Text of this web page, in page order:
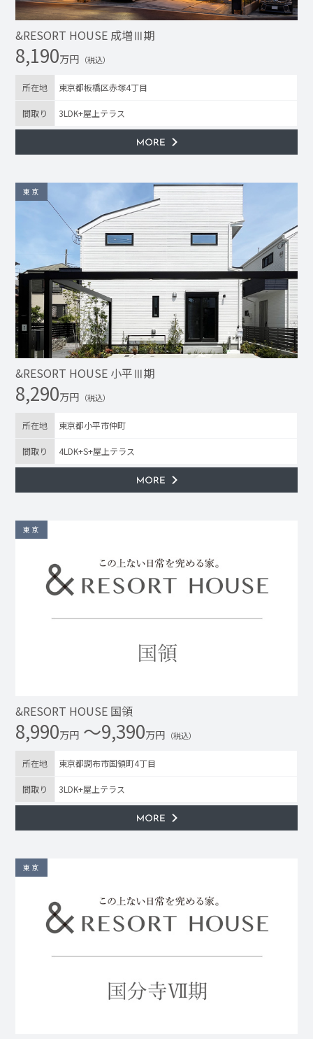
&RESORT HOUSE 成増Ⅲ期
8,190万円 （税込）
所在地 東京都板橋区赤塚4丁目
間取り 3LDK+屋上テラス
東京
&RESORT HOUSE 小平Ⅲ期
8,290万円 （税込）
所在地 東京都小平市仲町
間取り 4LDK+S+屋上テラス
東京
&RESORT HOUSE 国領
8,990万円 〜9,390万円 （税込）
所在地 東京都調布市国領町4丁目
間取り 3LDK+屋上テラス
東京